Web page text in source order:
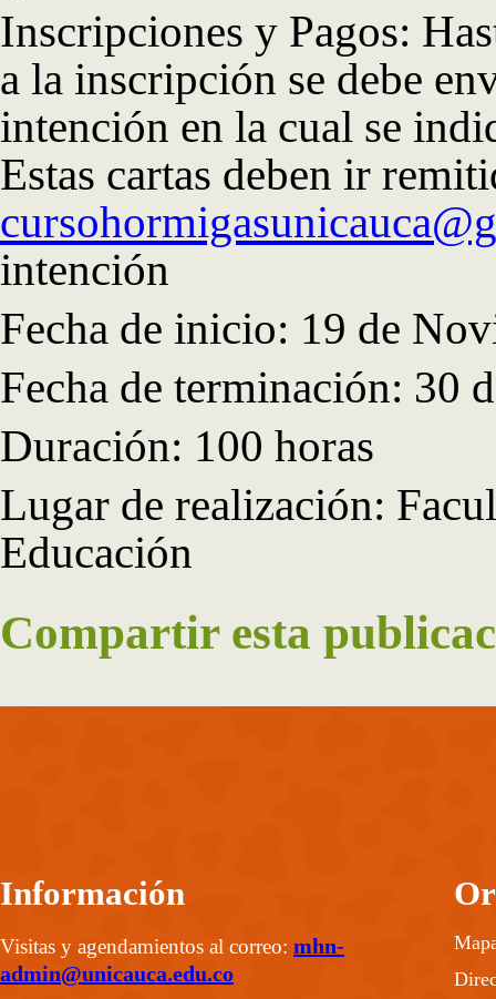
Inscripciones y Pagos:
a la inscripción se debe
intención en la cual se
Estas cartas deben ir
intención
Fecha de inicio: 19 de
Fecha de terminación: 30
Duración: 100 horas
Lugar de realización:
Educación
Compartir esta
Información
Visitas y agendamientos al correo: mhn-
admin@unicauca.edu.co